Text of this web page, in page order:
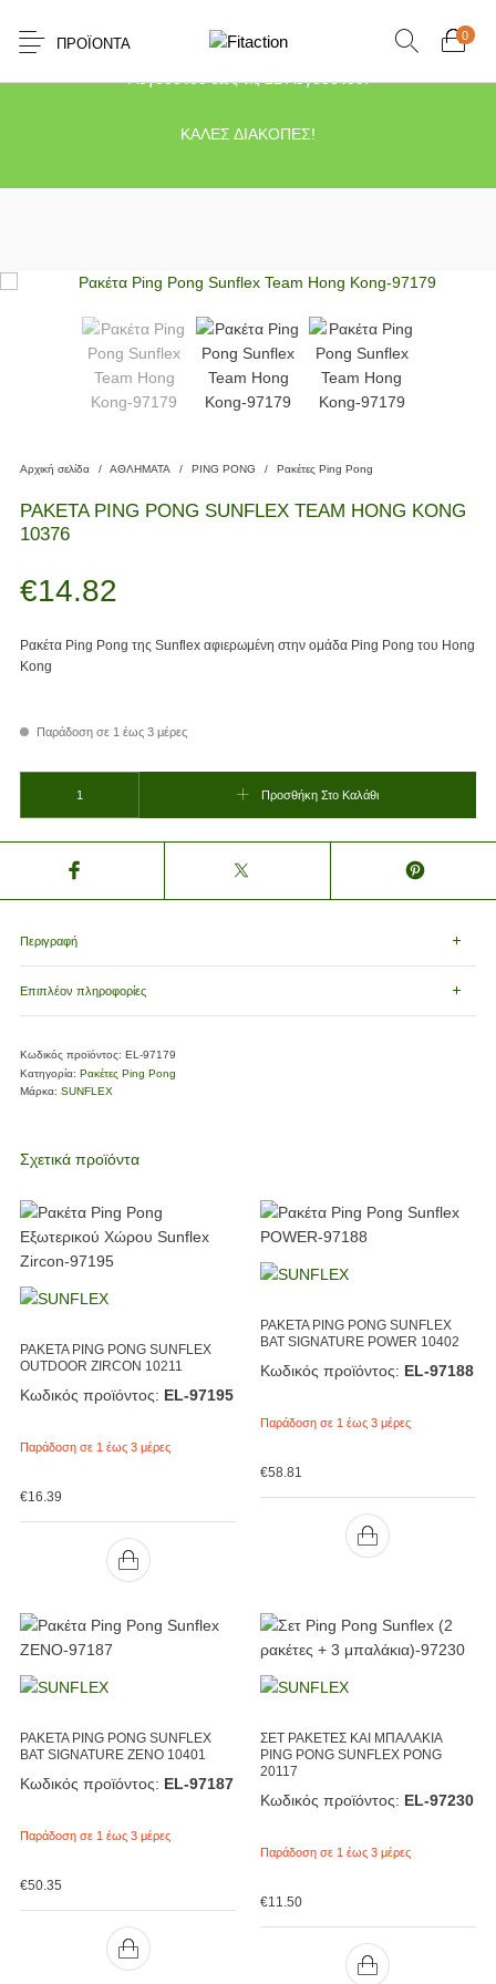
Το κατάστημα μας θα παραμείνει κλειστό λόγω διακοπών από τις 10
Αυγούστου έως τις 21 Αυγούστου.
ΚΑΛΕΣ ΔΙΑΚΟΠΕΣ!
ΠΡΟΪΌΝΤΑ
0
Αρχική σελίδα / ΑΘΛΗΜΑΤΑ / PING PONG / Ρακέτες Ping Pong
ΡΑΚΕΤΑ PING PONG SUNFLEX TEAM HONG KONG
10376
€14.82
Ρακέτα Ping Pong της Sunflex αφιερωμένη στην ομάδα Ping Pong του Hong
Kong
Παράδοση σε 1 έως 3 μέρες
Προσθήκη Στο Καλάθι
Περιγραφή
Επιπλέον πληροφορίες
Κωδικός προϊόντος: EL-97179
Κατηγορία: Ρακέτες Ping Pong
Μάρκα: SUNFLEX
Σχετικά προϊόντα
ΡΑΚΕΤΑ PING PONG SUNFLEX
OUTDOOR ZIRCON 10211
Κωδικός προϊόντος: EL-97195
Παράδοση σε 1 έως 3 μέρες
€16.39
ΡΑΚΕΤΑ PING PONG SUNFLEX
BAT SIGNATURE POWER 10402
Κωδικός προϊόντος: EL-97188
Παράδοση σε 1 έως 3 μέρες
€58.81
ΡΑΚΕΤΑ PING PONG SUNFLEX
BAT SIGNATURE ZENO 10401
Κωδικός προϊόντος: EL-97187
Παράδοση σε 1 έως 3 μέρες
€50.35
ΣΕΤ ΡΑΚΕΤΕΣ ΚΑΙ ΜΠΑΛΑΚΙΑ
PING PONG SUNFLEX PONG
20117
Κωδικός προϊόντος: EL-97230
Παράδοση σε 1 έως 3 μέρες
€11.50